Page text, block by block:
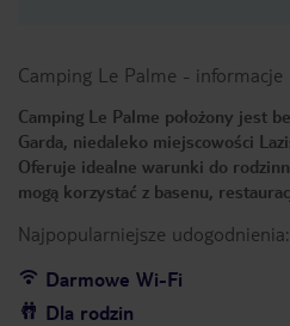
Camping Le Palme - informacje
Camping Le Palme położony jest
Garda, niedaleko miejscowości
Oferuje idealne warunki do
mogą korzystać z basenu,
Najpopularniejsze udogodnienia:
Darmowe Wi-Fi
Dla rodzin